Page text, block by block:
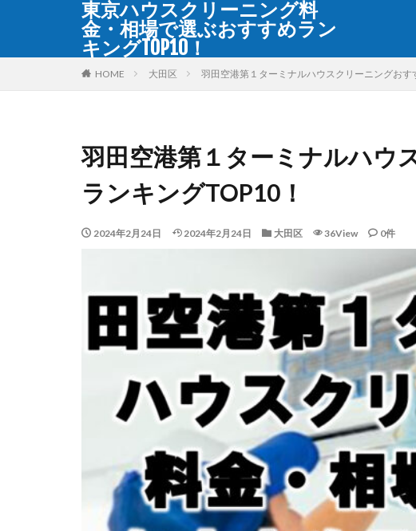
東京ハウスクリーニング料
金・相場で選ぶおすすめラン
キングTOP10！
HOME 大田区 羽田空港第１ターミナルハウスクリーニングおす
羽田空港第１ターミナルハウ
ランキングTOP10！
2024年2月24日 2024年2月24日 大田区 36View 0件
WEB デザイン SEO
カテゴリー
東京